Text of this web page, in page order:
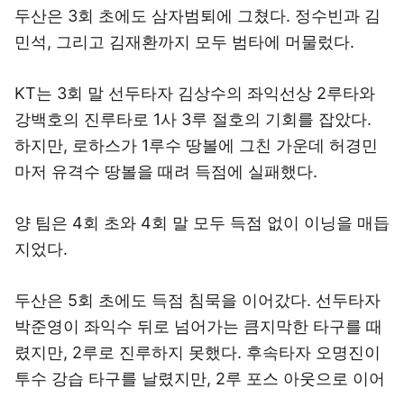
두산은 3회 초에도 삼자범퇴에 그쳤다. 정수빈과 김
민석, 그리고 김재환까지 모두 범타에 머물렀다.
KT는 3회 말 선두타자 김상수의 좌익선상 2루타와
강백호의 진루타로 1사 3루 절호의 기회를 잡았다.
하지만, 로하스가 1루수 땅볼에 그친 가운데 허경민
마저 유격수 땅볼을 때려 득점에 실패했다.
양 팀은 4회 초와 4회 말 모두 득점 없이 이닝을 매듭
지었다.
두산은 5회 초에도 득점 침묵을 이어갔다. 선두타자
박준영이 좌익수 뒤로 넘어가는 큼지막한 타구를 때
렸지만, 2루로 진루하지 못했다. 후속타자 오명진이
투수 강습 타구를 날렸지만, 2루 포스 아웃으로 이어